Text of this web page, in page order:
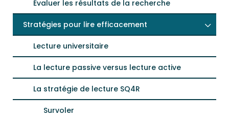
Évaluer les résultats de la recherche
Stratégies pour lire efficacement
Lecture universitaire
La lecture passive versus lecture active
La stratégie de lecture SQ4R
Survoler